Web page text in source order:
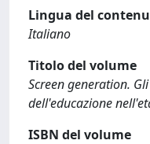
Lingua del
Italiano
Titolo del volume
Screen generation.
dell'educazione
ISBN del volume